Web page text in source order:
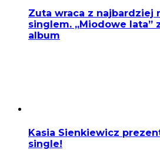
Zuta wraca z najbardziej
singlem. „Miodowe lata”
album
Kasia Sienkiewicz
single!